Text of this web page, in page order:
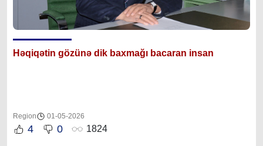
Həqiqətin gözünə dik baxmağı bacaran insan
Region 01-05-2026
4 0 1824